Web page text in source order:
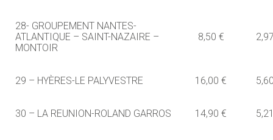
28- GROUPEMENT NANTES-
ATLANTIQUE – SAINT-NAZAIRE –
MONTOIR
8,50 €
29 – HYÈRES-LE PALYVESTRE 16,00 €
30 – LA REUNION-ROLAND GARROS 14,90 €